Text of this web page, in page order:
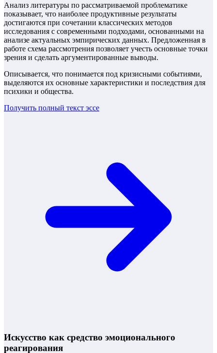
Анализ литературы по рассматриваемой проблематике
показывает, что наиболее продуктивные результаты
достигаются при сочетании классических методов
исследования с современными подходами, основанными на
анализе актуальных эмпирических данных. Предложенная в
работе схема рассмотрения позволяет учесть основные точки
зрения и сделать аргументированные выводы.
Описывается, что понимается под кризисными событиями,
выделяются их основные характеристики и последствия для
психики и общества.
Получить полный текст эссе
Искусство как средство эмоционального
реагирования